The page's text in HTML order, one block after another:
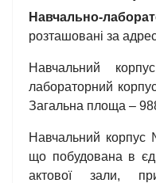
Навчально-
розташовані за
Навчальний
лабораторний
Загальна площа –
Навчальний
що побудована в
актової зали,